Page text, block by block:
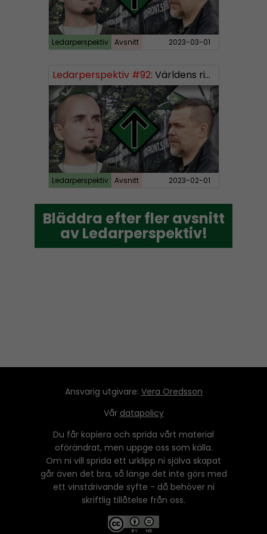
Ledarperspektiv Avsnitt 2023-03-01
Ledarperspektiv #92: Världens rikaste, vinster i välfärden och nazistiska lekfarbröder
Ledarperspektiv Avsnitt 2023-02-01
Bläddra efter fler avsnitt
av Ledarperspektiv!
Bläddra efter fler avsnitt
av Ledarperspektiv!
Ansvarig utgivare: Vera Oredsson
Vår datapolicy
Du får kopiera och sprida vårt material
oförändrat, men uppge oss som källa.
Om ni vill sprida ett urklipp ni själva skapat
går även det bra, så länge det inte görs med
ett vinstdrivande syfte - då behöver ni
skriftlig tillåtelse från oss.